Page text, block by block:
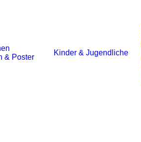
& Poster
Kinder & Jugendliche